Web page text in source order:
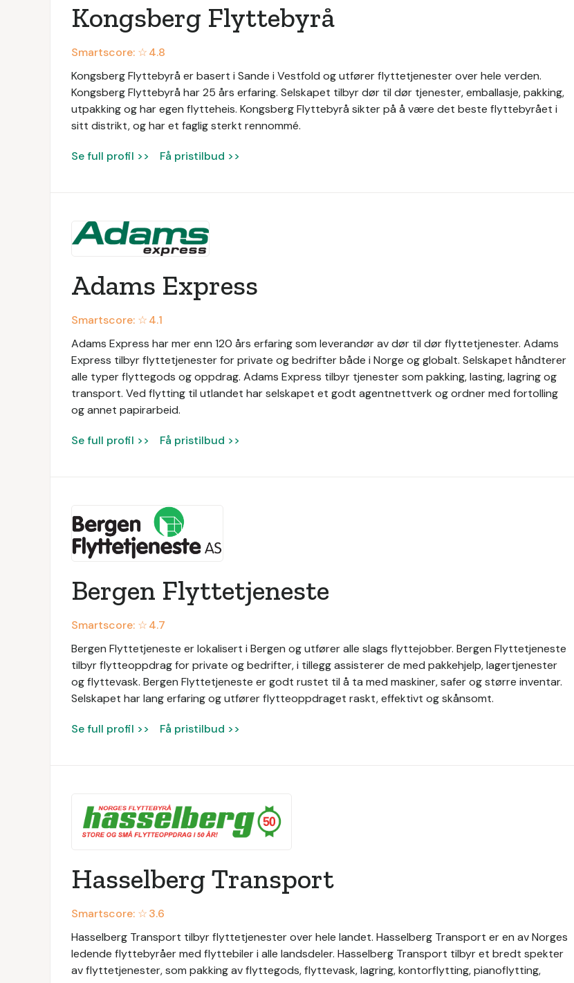
Kongsberg Flyttebyrå
Smartscore: ☆4.8
Kongsberg Flyttebyrå er basert i Sande i Vestfold og utfører flyttetjenester over hele verden.
Kongsberg Flyttebyrå har 25 års erfaring. Selskapet tilbyr dør til dør tjenester, emballasje, pakking,
utpakking og har egen flytteheis. Kongsberg Flyttebyrå sikter på å være det beste flyttebyrået i
sitt distrikt, og har et faglig sterkt rennommé.
Se full profil >> Få pristilbud >>
Adams Express
Smartscore: ☆4.1
Adams Express har mer enn 120 års erfaring som leverandør av dør til dør flyttetjenester. Adams
Express tilbyr flyttetjenester for private og bedrifter både i Norge og globalt. Selskapet håndterer
alle typer flyttegods og oppdrag. Adams Express tilbyr tjenester som pakking, lasting, lagring og
transport. Ved flytting til utlandet har selskapet et godt agentnettverk og ordner med fortolling
og annet papirarbeid.
Se full profil >> Få pristilbud >>
Bergen Flyttetjeneste
Smartscore: ☆4.7
Bergen Flyttetjeneste er lokalisert i Bergen og utfører alle slags flyttejobber. Bergen Flyttetjeneste
tilbyr flytteoppdrag for private og bedrifter, i tillegg assisterer de med pakkehjelp, lagertjenester
og flyttevask. Bergen Flyttetjeneste er godt rustet til å ta med maskiner, safer og større inventar.
Selskapet har lang erfaring og utfører flytteoppdraget raskt, effektivt og skånsomt.
Se full profil >> Få pristilbud >>
Hasselberg Transport
Smartscore: ☆3.6
Hasselberg Transport tilbyr flyttetjenester over hele landet. Hasselberg Transport er en av Norges
ledende flyttebyråer med flyttebiler i alle landsdeler. Hasselberg Transport tilbyr et bredt spekter
av flyttetjenester, som pakking av flyttegods, flyttevask, lagring, kontorflytting, pianoflytting,